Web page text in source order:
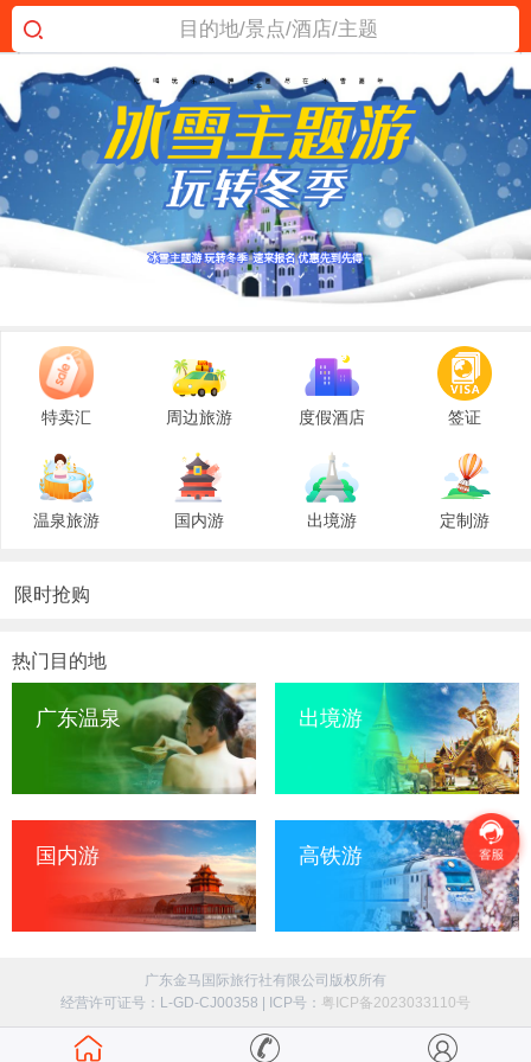
目的地/景点/酒店/主题
特卖汇 周边旅游 度假酒店 签证
温泉旅游 国内游 出境游 定制游
限时抢购
热门目的地
广东温泉 出境游
国内游 高铁游
广东金马国际旅行社有限公司版权所有
经营许可证号：L-GD-CJ00358 | ICP号： 粤ICP备2023033110号